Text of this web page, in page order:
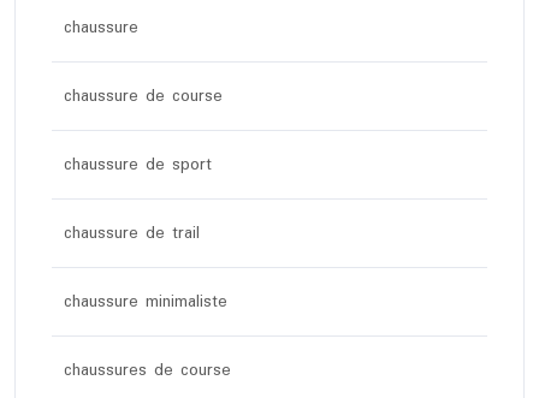
chaussure
chaussure de course
chaussure de sport
chaussure de trail
chaussure minimaliste
chaussures de course